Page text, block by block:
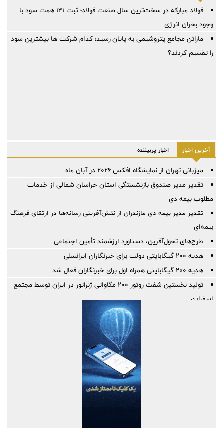
فولاد مبارکه در سخت‌ترین سال صنعت فولاد؛ ثبت ۱۴۱ همت سود با
وجود بحران انرژی
ماراتن مجامع پتروشیمی به پایان رسید؛ کدام شرکت ها بیشترین سود
را تقسیم کردند؟
آخرین اخبار اخبار پربیننده
میزبانی تهران از نمایشگاه افکس ۲۰۲۶ در آبان ماه
تقدیر مدیر صندوق بازنشستگی استان خراسان شمالی از خدمات
مطلوب بیمه دی
تقدیر مدیر بیمه دی مازندران از نقش‌آفرینی رسانه‌ها در ارتقای فرهنگ
بیمه‌ای
طرح‌های تحول‌آفرین، دستاورد ارزشمند تأمین اجتماعی
هدیه ۲۰۰ گیگابایتی دولت برای خبرنگاران ایرانسلی
هدیه ۲۰۰ گیگابایتی همراه اول برای خبرنگاران فعال شد
تولید نخستین شفت روتور ۲۰۰ مگاواتی ژنراتور در ایران توسط مجتمع
اسفراین
برپایی میز خدمت بانک سینا در نماز جمعه تهران
گام تازه صندوق تأمین خسارت‌های بدنی در توسعه خدمات دیجیتال
بانک ملی ایران در مسیر بازگشت کامل؛ خدمات یکی پس از دیگری به
مدار خدمت‌رسانی بازمی‌گردند
تاکید مدیرعامل بانک مسکن بر نقش خبرنگاران در اعتمادسازی و
تقویت سرمایه اجتماعی بانک
کاهش ناترازی دستاورد مهم بانک مسکن در مدیریت منابع و مصارف